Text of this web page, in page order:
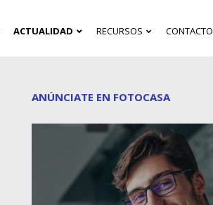
ACTUALIDAD RECURSOS CONTACTO
ANÚNCIATE EN FOTOCASA